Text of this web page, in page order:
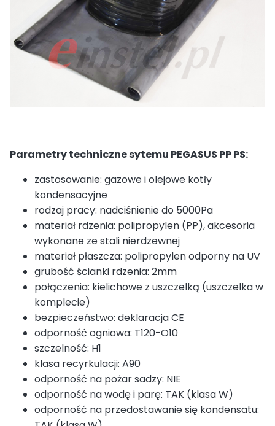
Parametry techniczne sytemu PEGASUS PP PS:
zastosowanie: gazowe i olejowe kotły
kondensacyjne
rodzaj pracy: nadciśnienie do 5000Pa
materiał rdzenia: polipropylen (PP), akcesoria
wykonane ze stali nierdzewnej
materiał płaszcza: polipropylen odporny na UV
grubość ścianki rdzenia: 2mm
połączenia: kielichowe z uszczelką (uszczelka w
komplecie)
bezpieczeństwo: deklaracja CE
odporność ogniowa: T120-O10
szczelność: H1
klasa recyrkulacji: A90
odporność na pożar sadzy: NIE
odporność na wodę i parę: TAK (klasa W)
odporność na przedostawanie się kondensatu: